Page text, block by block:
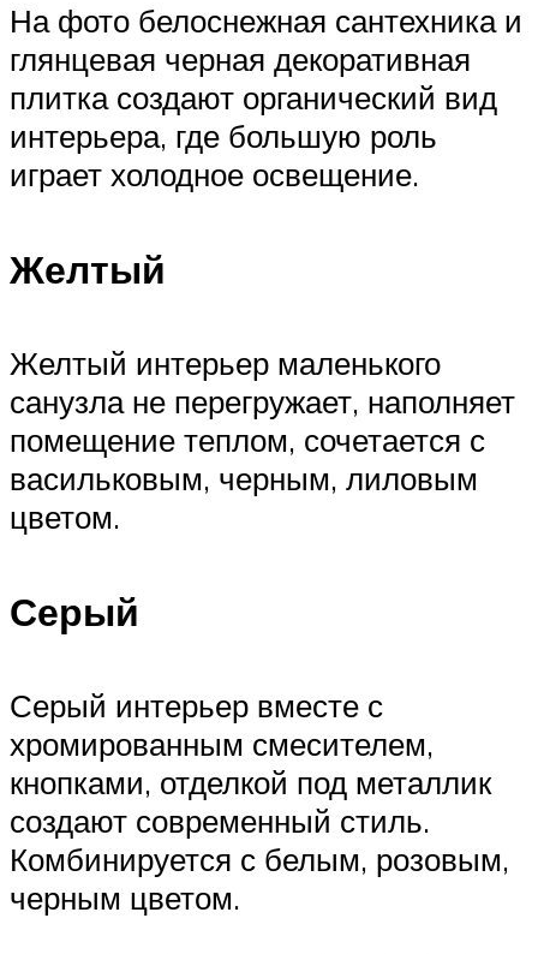
На фото белоснежная сантехника и
глянцевая черная декоративная
плитка создают органический вид
интерьера, где большую роль
играет холодное освещение.
Желтый
Желтый интерьер маленького
санузла не перегружает, наполняет
помещение теплом, сочетается с
васильковым, черным, лиловым
цветом.
Серый
Серый интерьер вместе с
хромированным смесителем,
кнопками, отделкой под металлик
создают современный стиль.
Комбинируется с белым, розовым,
черным цветом.